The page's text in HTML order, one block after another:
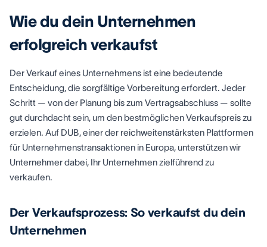
Wie du dein Unternehmen
erfolgreich verkaufst
Der Verkauf eines Unternehmens ist eine bedeutende
Entscheidung, die sorgfältige Vorbereitung erfordert. Jeder
Schritt — von der Planung bis zum Vertragsabschluss — sollte
gut durchdacht sein, um den bestmöglichen Verkaufspreis zu
erzielen. Auf DUB, einer der reichweitenstärksten Plattformen
für Unternehmenstransaktionen in Europa, unterstützen wir
Unternehmer dabei, Ihr Unternehmen zielführend zu
verkaufen.
Der Verkaufsprozess: So verkaufst du dein
Unternehmen